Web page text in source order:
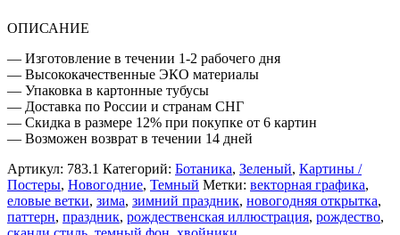
ОПИСАНИЕ
— Изготовление в течении 1-2 рабочего дня
— Высококачественные ЭКО материалы
— Упаковка в картонные тубусы
— Доставка по России и странам СНГ
— Скидка в размере 12% при покупке от 6 картин
— Возможен возврат в течении 14 дней
Артикул: 783.1 Категорий: Ботаника, Зеленый, Картины /
Постеры, Новогодние, Темный Метки: векторная графика,
еловые ветки, зима, зимний праздник, новогодняя открытка,
паттерн, праздник, рождественская иллюстрация, рождество,